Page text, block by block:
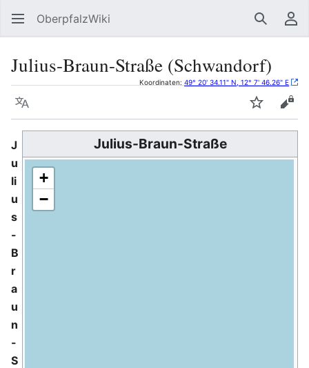
OberpfalzWiki Suchen
Julius-Braun-Straße (Schwandorf)
Sprache
Koordinaten: 49° 20' 34.11" N, 12° 7' 46.26" E
Julius-Braun-Straße
+
−
J
u
li
u
s
-
B
r
a
u
n
-
S